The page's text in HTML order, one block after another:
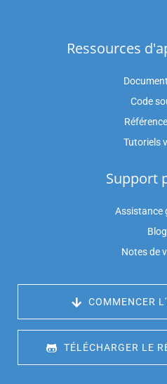
Ressources
Code
Tutoriels
Support
Assistance
Blog
Notes de
COMMENCER
TÉLÉCHARGER LE